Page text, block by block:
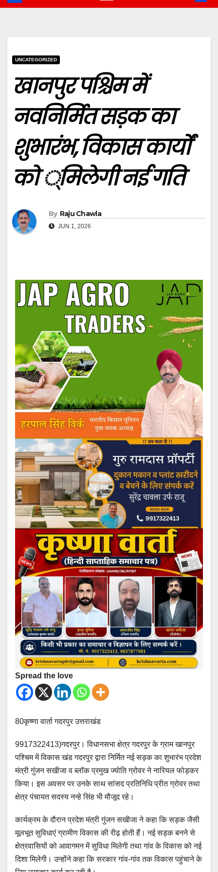
UNCATEGORIZED
खानपुर पश्चिम में
नवनिर्मित सड़क का
शुभारंभ, विकास कार्यों
को ्मिलेगी नई गति
By Raju Chawla
JUN 1, 2026
Spread the love
80कृष्णा वार्ता गदरपुर उत्तराखंड
9917322413)गदरपुर। विधानसभा क्षेत्र गदरपुर के ग्राम खानपुर
पश्चिम में विकास खंड गदरपुर द्वारा निर्मित नई सड़क का शुभारंभ प्रदेश
मंत्री गुंजन सखीजा व ब्लॉक प्रमुख ज्योति ग्रोवर ने नारियल फोड़कर
किया। इस अवसर पर उनके साथ सांसद प्रतिनिधि प्रीत ग्रोवर तथा
क्षेत्र पंचायत सदस्य नन्हे सिंह भी मौजूद रहे।
कार्यक्रम के दौरान प्रदेश मंत्री गुंजन सखीजा ने कहा कि सड़क जैसी
मूलभूत सुविधाएं ग्रामीण विकास की रीढ़ होती हैं। नई सड़क बनने से
क्षेत्रवासियों को आवागमन में सुविधा मिलेगी तथा गांव के विकास को नई
दिशा मिलेगी। उन्होंने कहा कि सरकार गांव-गांव तक विकास पहुंचाने के